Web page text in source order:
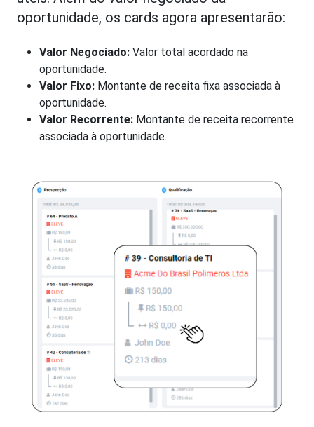
oportunidade, os cards agora apresentarão:
Valor Negociado: Valor total acordado na
oportunidade.
Valor Fixo: Montante de receita fixa associada à
oportunidade.
Valor Recorrente: Montante de receita recorrente
associada à oportunidade.